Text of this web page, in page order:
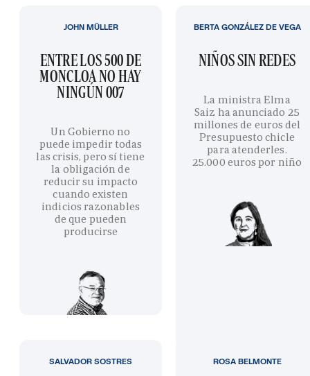
ENTRE LOS 500 DE
MONCLOA NO HAY
NINGÚN 007
Un Gobierno no
puede impedir todas
las crisis, pero sí tiene
la obligación de
reducir su impacto
cuando existen
indicios razonables
de que pueden
producirse
JOHN MÜLLER
NIÑOS SIN REDES
La ministra Elma
Saiz ha anunciado 25
millones de euros del
Presupuesto chicle
para atenderles.
25.000 euros por niño
BERTA GONZÁLEZ DE VEGA
SALVADOR SOSTRES ROSA BELMONTE